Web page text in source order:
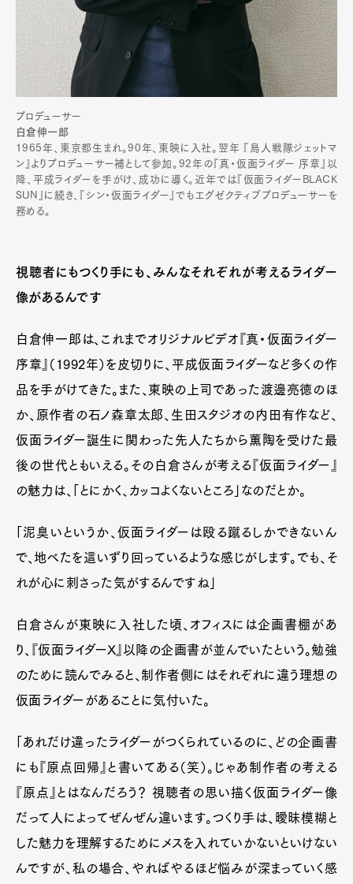
プロデューサー
白倉伸一郎
1965年、東京都生まれ。90年、東映に入社。翌年 『鳥人戦隊ジェットマ
ン』よりプロデューサー補として参加。92年の『真・仮面ライダー 序章』以
降、平成ライダーを手がけ、成功に導く。近年では『仮面ライダーBLACK
SUN』に続き、『シン・仮面ライダー』でもエグゼクティブプロデューサーを
務める。
視聴者にもつくり手にも、みんなそれぞれが考えるライダー
像があるんです
白倉伸一郎は、これまでオリジナルビデオ『真・仮面ライダー
序章』（1992年）を皮切りに、平成仮面ライダーなど多くの作
品を手がけてきた。また、東映の上司であった渡邊亮徳のほ
か、原作者の石ノ森章太郎、生田スタジオの内田有作など、
仮面ライダー誕生に関わった先人たちから薫陶を受けた最
後の世代ともいえる。その白倉さんが考える『仮面ライダー』
の魅力は、「とにかく、カッコよくないところ」なのだとか。
「泥臭いというか、仮面ライダーは殴る蹴るしかできないん
で、地べたを這いずり回っているような感じがします。でも、そ
れが心に刺さった気がするんですね」
白倉さんが東映に入社した頃、オフィスには企画書棚があ
り、『仮面ライダーX』以降の企画書が並んでいたという。勉強
のために読んでみると、制作者側にはそれぞれに違う理想の
仮面ライダーがあることに気付いた。
「あれだけ違ったライダーがつくられているのに、どの企画書
にも『原点回帰』と書いてある（笑）。じゃあ制作者の考える
『原点』とはなんだろう？ 視聴者の思い描く仮面ライダー像
だって人によってぜんぜん違います。つくり手は、曖昧模糊と
した魅力を理解するためにメスを入れていかないといけない
んですが、私の場合、やればやるほど悩みが深まっていく感